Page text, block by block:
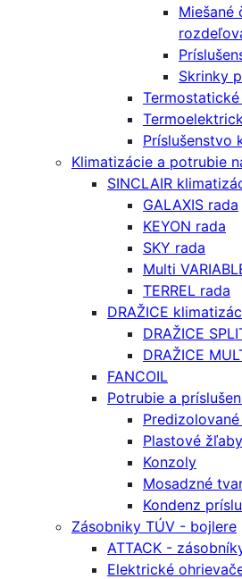
Miešané
Skrinky
Príslušenstvo
Klimatizácie a potrubie
SINCLAIR
GALAXIS rada
KEYON rada
SKY rada
Multi
TERREL rada
DRAŽICE
DRAŽICE
DRAŽICE
FANCOIL
Potrubie a
Plastové
Konzoly
Mosadzné
Kondenz
Zásobniky TÚV - bojlere
ATTACK -
Elektrické